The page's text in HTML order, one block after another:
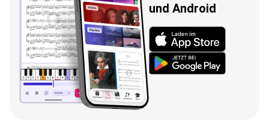
und Android